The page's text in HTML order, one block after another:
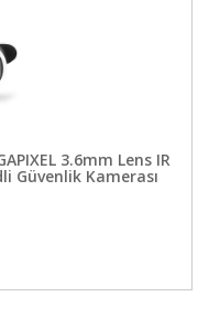
3.6mm Lens IR
Güvenlik Kamerası